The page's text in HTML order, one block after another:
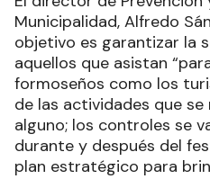
Municipalidad, Alfredo
objetivo es garantizar la
aquellos que asistan
formoseños como los
de las actividades que se
alguno; los controles se
durante y después del
plan estratégico para